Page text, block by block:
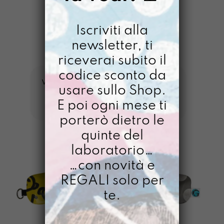
DIMMI DI PIÙ
GAZPACHO>SANTA LUCIA
VISUALIZZAZIONE DI 1-10 DI 12 RISULTATIORDINA
AL
Iscriviti alla
newsletter, ti
riceverai subito il
codice sconto da
usare sullo Shop.
E poi ogni mese ti
porterò dietro le
quinte del
laboratorio…
…con novità e
REGALI solo per
te.